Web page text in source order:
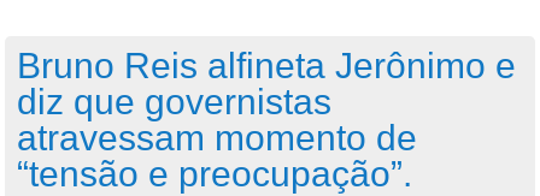
Bruno Reis alfineta Jerônimo e
diz que governistas
atravessam momento de
“tensão e preocupação”.